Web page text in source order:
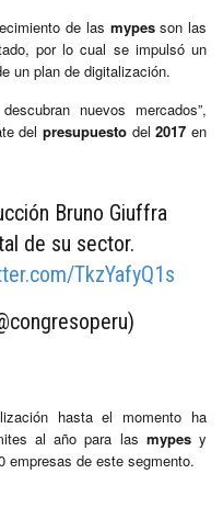
de las mypesson las
por lo cual se impulsó un
un plan de digitalización.
nuevos mercados”,
del presupuestodel2017en
Bruno Giuffra
de su sector.
TkzYafyQ1s
hasta el momento ha
al año para las mypesy
empresas de este segmento.